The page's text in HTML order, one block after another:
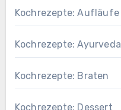
Kochrezepte: Aufläufe
Kochrezepte: Ayurveda
Kochrezepte: Braten
Kochrezepte: Dessert